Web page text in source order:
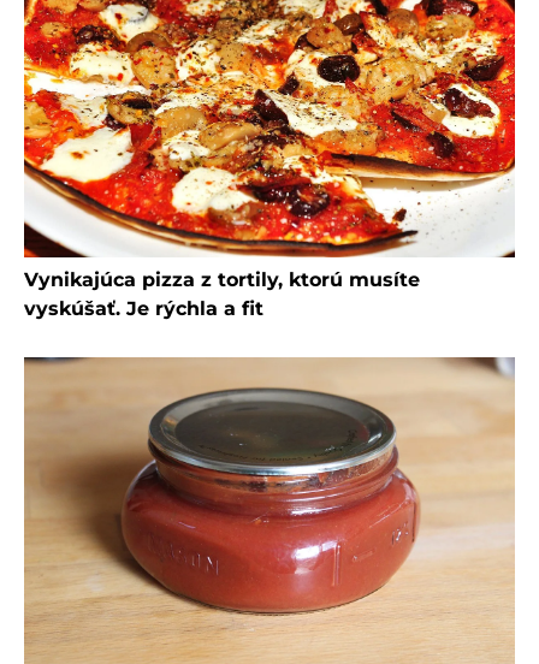
Vynikajúca pizza z tortily, ktorú musíte
vyskúšať. Je rýchla a fit